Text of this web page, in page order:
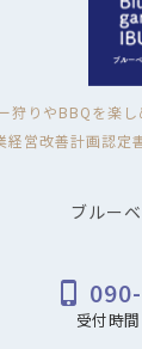
狩りやBBQを楽し
経営改善計画認
ブルー
phone_iphone
受付時